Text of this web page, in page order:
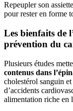
Repeupler son
pour rester en forme
Les bienfaits de
prévention du
Plusieurs études
contenus dans
cholestérol sanguin
d’accidents
alimentation riche en